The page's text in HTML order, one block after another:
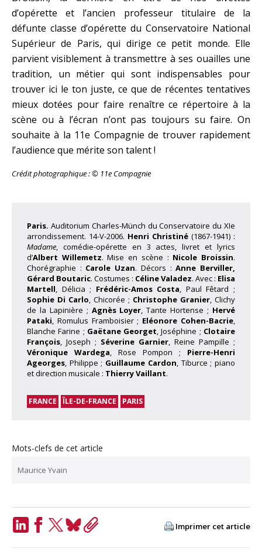
d’opérette et l’ancien professeur titulaire de la
défunte classe d’opérette du Conservatoire National
Supérieur de Paris, qui dirige ce petit monde. Elle
parvient visiblement à transmettre à ses ouailles une
tradition, un métier qui sont indispensables pour
trouver ici le ton juste, ce que de récentes tentatives
mieux dotées pour faire renaître ce répertoire à la
scène ou à l’écran n’ont pas toujours su faire. On
souhaite à la 11e Compagnie de trouver rapidement
l’audience que mérite son talent !
Crédit photographique : © 11e Compagnie
Paris. Auditorium Charles-Münch du Conservatoire du XIe
arrondissement. 14-V-2006. Henri Christiné (1867-1941) :
Madame, comédie-opérette en 3 actes, livret et lyrics
d’Albert Willemetz. Mise en scène : Nicole Broissin.
Chorégraphie : Carole Uzan. Décors :Anne Berviller,
Gérard Boutaric. Costumes : Céline Valadez. Avec : Elisa
Martell, Délicia ; Frédéric-Amos Costa, Paul Fêtard ;
Sophie Di Carlo, Chicorée ; Christophe Granier, Clichy
de la Lapinière ; Agnès Loyer, Tante Hortense ; Hervé
Pataki, Romulus Framboisier ; Eléonore Cohen-Bacrie,
Blanche Farine ; Gaëtane Georget, Joséphine ; Clotaire
François, Joseph ; Séverine Garnier, Reine Pampille ;
Véronique Wardega, Rose Pompon ; Pierre-Henri
Ageorges, Philippe ; Guillaume Cardon, Tiburce ; piano
et direction musicale : Thierry Vaillant.
FRANCE ÎLE-DE-FRANCE PARIS
Mots-clefs de cet article
Maurice Yvain
Imprimer cet article